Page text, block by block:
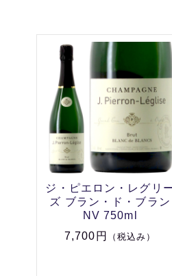
ジ・ピエロン・レグリ
ズ ブラン・ド・ブラン
NV 750ml
7,700円
（税込み）